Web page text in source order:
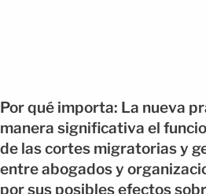
Por qué importa: La nueva
manera significativa el
de las cortes migratorias y
entre abogados y
por sus posibles efectos